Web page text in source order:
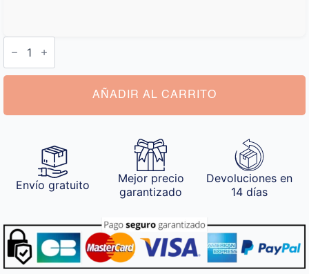
Cojín
Foto
Comic
cantidad
AÑADIR AL CARRITO
Envío gratuito
Mejor precio
garantizado
Devoluciones en
14 días